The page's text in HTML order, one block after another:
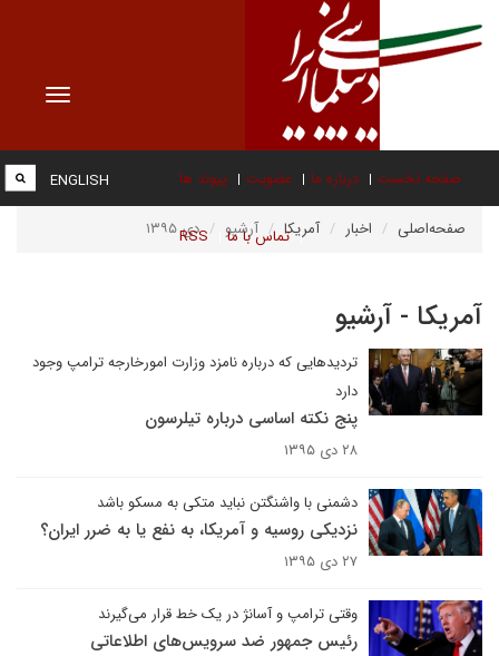
Toggle
صفحه نخست درباره ما عضویت پیوند ها
تماس با ما RSS
ENGLISH
صفحه‌اصلی اخبار آمریکا آرشیو دی ۱۳۹۵
آمریکا - آرشیو
تردیدهایی که درباره نامزد وزارت امورخارجه ترامپ وجود
دارد
پنج نکته اساسی درباره تیلرسون
۲۸ دی ۱۳۹۵
دشمنی با واشنگتن نباید متکی به مسکو باشد
نزدیکی روسیه و آمریکا، به نفع یا به ضرر ایران؟
۲۷ دی ۱۳۹۵
وقتی ترامپ و آسانژ در یک خط قرار می‌گیرند
رئیس جمهور ضد سرویس‌های اطلاعاتی